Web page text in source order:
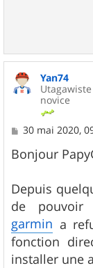
Yan74
Utagawiste
novice
M
s
s
g
e
30 mai 2020,
Bonjour
Depuis
de pouvoir
garmin a
fonction
installer une